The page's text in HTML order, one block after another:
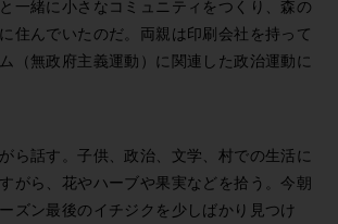
一緒に小さなコミュニティをつくり、森の
住んでいたのだ。両親は印刷会社を持って
（無政府主義運動）に関連した政治運動に
ら話す。子供、政治、文学、村での生活に
がら、花やハーブや果実などを拾う。今朝
ズン最後のイチジクを少しばかり見つけ